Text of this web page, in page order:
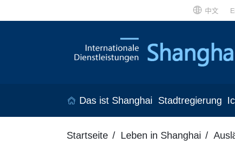
中文
Das ist Shanghai Stadtregierung
Startseite Leben in Shanghai